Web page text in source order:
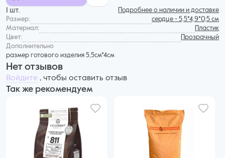
1 шт.
Подробнее о наличии и доставке
Размер:
сердце - 5,5*4,9*0,5 см
Материал:
Пластик
Цвет:
Прозрачный
Дополнительнo
размер готового изделия 5,5см*4см
Нет отзывов
Войдите , чтобы оставить отзыв
Так же рекомендуем